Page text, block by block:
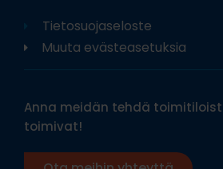
Tietosuojaseloste
Muuta evästeasetuksia
Anna meidän tehdä
toimivat!